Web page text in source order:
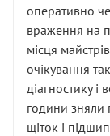
оперативно
враження на
місця
очікування
діагностику і
години зняли
щіток і